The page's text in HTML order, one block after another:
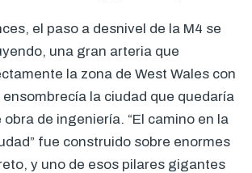
el paso a desnivel de la M4 se
una gran arteria que
la zona de West Wales con
ensombrecía la ciudad que quedaría
de ingeniería. “El camino en la
fue construido sobre enormes
y uno de esos pilares gigantes